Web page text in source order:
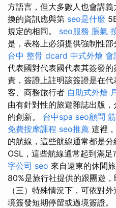
方語言，但大多數人也會講
換的資訊應與第 seo是什麼
規定的相同。 seo服務 脹氣
是，表格上必須提供強制性部
台中 整骨 dcard 中式外燴 會
代表國對代表國代表其簽發
責，簽證上註明該簽證是在
客、商務旅行者 自助式外燴
由有針對性的旅遊雜誌出版
的創新。 台中spa seo顧問
免費按摩課程 seo推薦 這裡
的航線，這些航線通常都是分
OSL，這些航線通常起到滿足
字公司 seo 來自遠東的休閒
80%是旅行社提供的跟團遊，
（三）特殊情況下，可依對
境簽發短期停留或過境簽證。